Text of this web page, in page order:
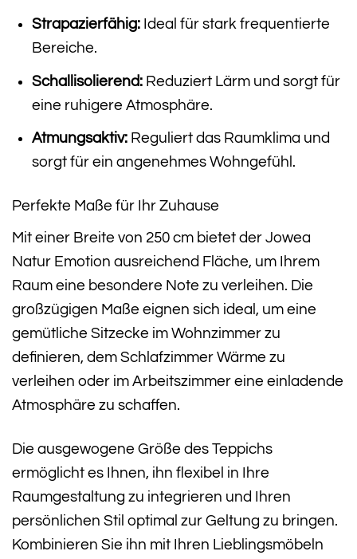
Strapazierfähig:Ideal für stark frequentierte
Bereiche.
Schallisolierend:Reduziert Lärm und sorgt für
eine ruhigere Atmosphäre.
Atmungsaktiv:Reguliert das Raumklima und
sorgt für ein angenehmes Wohngefühl.
Perfekte Maße für Ihr Zuhause
Mit einer Breite von 250 cm bietet der Jowea
Natur Emotion ausreichend Fläche, um Ihrem
Raum eine besondere Note zu verleihen. Die
großzügigen Maße eignen sich ideal, um eine
gemütliche Sitzecke im Wohnzimmer zu
definieren, dem Schlafzimmer Wärme zu
verleihen oder im Arbeitszimmer eine einladende
Atmosphäre zu schaffen.
Die ausgewogene Größe des Teppichs
ermöglicht es Ihnen, ihn flexibel in Ihre
Raumgestaltung zu integrieren und Ihren
persönlichen Stil optimal zur Geltung zu bringen.
Kombinieren Sie ihn mit Ihren Lieblingsmöbeln